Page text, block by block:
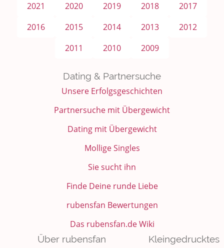
2021
2020 2019 2018
2017
2016
2015 2014 2013
2012
2011
2010 2009
Dating & Partnersuche
Unsere Erfolgsgeschichten
Partnersuche mit Übergewicht
Dating mit Übergewicht
Mollige Singles
Sie sucht ihn
Finde Deine runde Liebe
rubensfan Bewertungen
Das rubensfan.de Wiki
Über rubensfan
Kleingedrucktes